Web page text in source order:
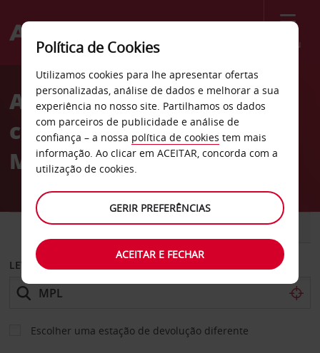
Menu
Welcome
AvisAluguer de
carros Aeroporto de
Montpellier
CARRO COMERCIAIS
LEVANTAR EM
Escolher uma estação de devolução diferente
Política de Cookies
Utilizamos cookies para lhe apresentar ofertas
personalizadas, análise de dados e melhorar a sua
experiência no nosso site. Partilhamos os dados
com parceiros de publicidade e análise de
confiança – a nossa política de cookies tem mais
informação. Ao clicar em ACEITAR, concorda com a
utilização de cookies.
GERIR PREFERÊNCIAS
ACEITAR E FECHAR